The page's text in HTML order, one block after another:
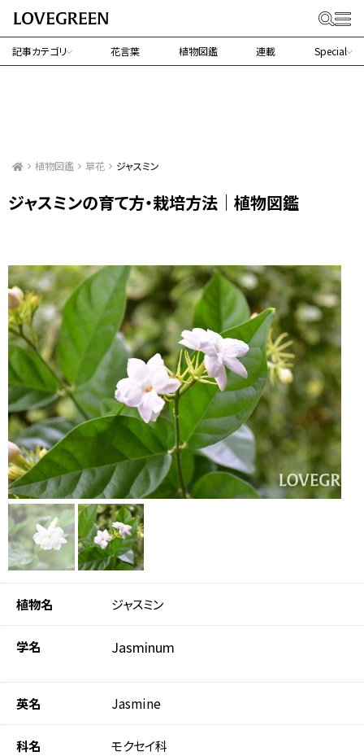
記事カテゴリ 花言葉 植物図鑑 連載 Special
植物図鑑 草花 ジャスミン
ジャスミンの育て方・栽培方法｜植物図鑑
植物名 ジャスミン
学名 Jasminum
英名 Jasmine
科名 モクセイ科